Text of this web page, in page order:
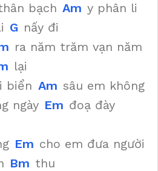
bạch Am y phân li
G nấy đi
ra năm trăm vạn năm
lại
biển Am sâu em không
ngày Em đoạ đày
Em cho em đưa người
Bm thu